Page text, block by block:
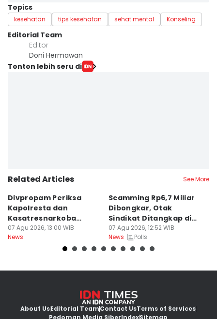
Topics
kesehatan tips kesehatan sehat mental Konseling
Editorial Team
Editor
Doni Hermawan
Tonton lebih seru di
Related Articles See More
Divpropam Periksa
Kapolresta dan
Kasatresnarkoba
Banda Aceh, Ada Apa?
07 Agu 2026, 13:00 WIB
News
Scamming Rp6,7 Miliar
Dibongkar, Otak
Sindikat Ditangkap di
Medan
07 Agu 2026, 12:52 WIB
News
Polls
About UsEditorial TeamContact UsTerms of Services
Pedoman Media SiberIndexSitemap